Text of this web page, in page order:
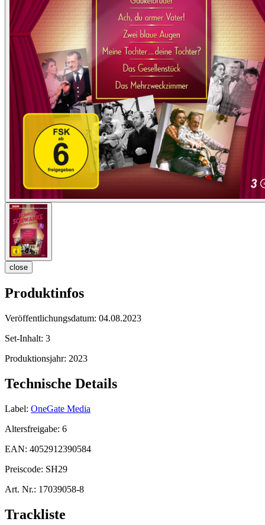
close
Produktinfos
Veröffentlichungsdatum: 04.08.2023
Set-Inhalt: 3
Produktionsjahr: 2023
Technische Details
Label: OneGate Media
Altersfreigabe: 6
EAN: 4052912390584
Preiscode: SH29
Art. Nr.: 17039058-8
Trackliste